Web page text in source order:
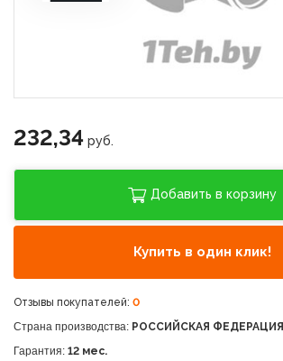
232,34 руб.
Добавить в корзину
Купить в один клик!
Отзывы покупателей: 0
Страна производства: РОССИЙСКАЯ ФЕДЕРАЦИЯ
Гарантия: 12 мес.